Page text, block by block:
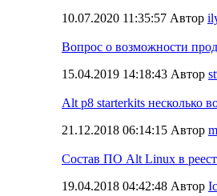
10.07.2020 11:35:57 Автор
Вопрос о возможности
15.04.2019 14:18:43 Автор
Alt p8 starterkits несколько
21.12.2018 06:14:15 Автор
Состав ПО Alt Linux в
19.04.2018 04:42:48 Автор